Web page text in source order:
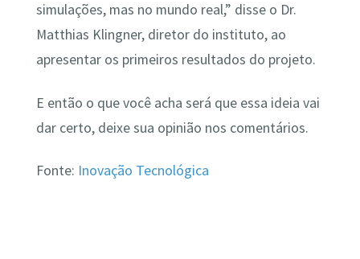
simulações, mas no mundo real,” disse o Dr.
Matthias Klingner, diretor do instituto, ao
apresentar os primeiros resultados do projeto.
E então o que você acha será que essa ideia vai
dar certo, deixe sua opinião nos comentários.
Fonte: Inovação Tecnológica